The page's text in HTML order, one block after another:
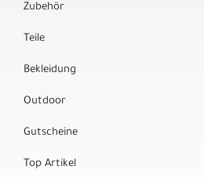
Zubehör
Teile
Bekleidung
Outdoor
Gutscheine
Top Artikel